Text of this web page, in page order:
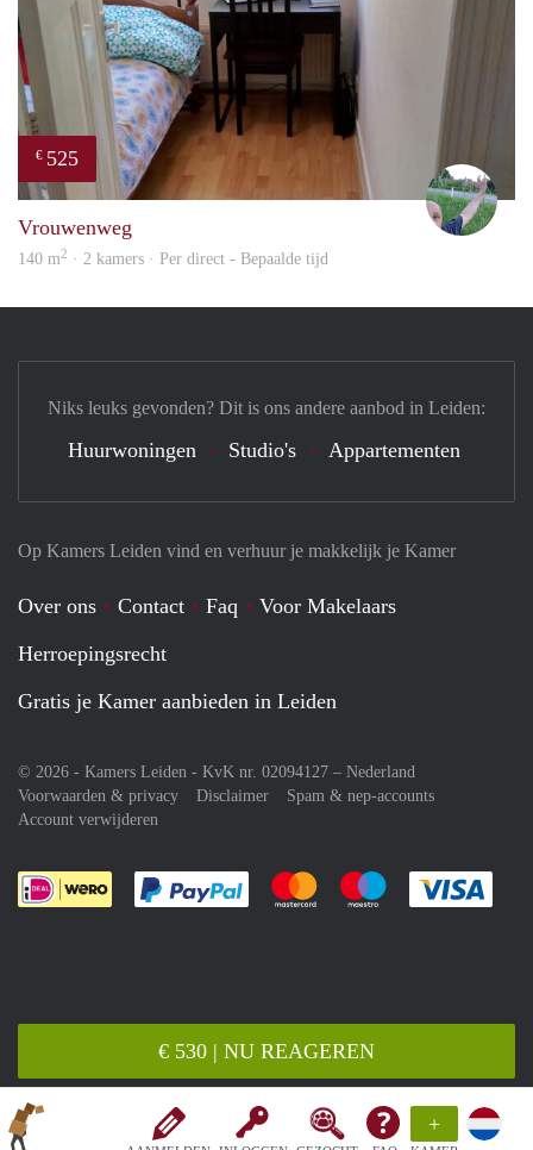
+
€ 530 | NU REAGEREN
€ 525
Vrouwenweg
140 m2 · 2 kamers · Per direct - Bepaalde tijd
Op Kamers Leiden vind en verhuur je makkelijk je Kamer
Over ons Contact Faq
Voor Makelaars
Herroepingsrecht
Gratis je Kamer aanbieden in Leiden
© 2026 - Kamers Leiden - KvK nr. 02094127 – Nederland
Voorwaarden & privacy
Disclaimer
Spam & nep-accounts
Account verwijderen
Je rekent gemakkelijk af met Paypal
Je rekent gemakkelijk af met
Je rekent
Niks leuks gevonden? Dit is ons andere aanbod in Leiden:
Huurwoningen Studio's Appartementen